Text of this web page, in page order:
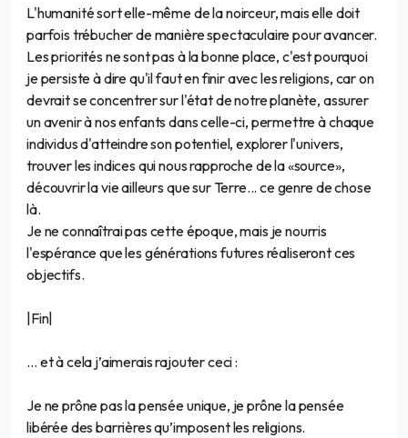
L'humanité sort elle-même de la noirceur, mais elle doit
parfois trébucher de manière spectaculaire pour avancer.
Les priorités ne sont pas à la bonne place, c'est pourquoi
je persiste à dire qu'il faut en finir avec les religions, car on
devrait se concentrer sur l'état de notre planète, assurer
un avenir à nos enfants dans celle-ci, permettre à chaque
individus d'atteindre son potentiel, explorer l'univers,
trouver les indices qui nous rapproche de la «source»,
découvrir la vie ailleurs que sur Terre... ce genre de chose
là.
Je ne connaîtrai pas cette époque, mais je nourris
l'espérance que les générations futures réaliseront ces
objectifs.
|Fin|
… et à cela j’aimerais rajouter ceci :
Je ne prône pas la pensée unique, je prône la pensée
libérée des barrières qu’imposent les religions.